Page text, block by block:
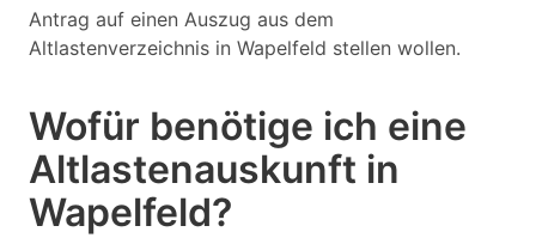
Antrag auf einen Auszug aus dem
Altlastenverzeichnis in Wapelfeld stellen wollen.
Wofür benötige ich eine
Altlastenauskunft in
Wapelfeld?